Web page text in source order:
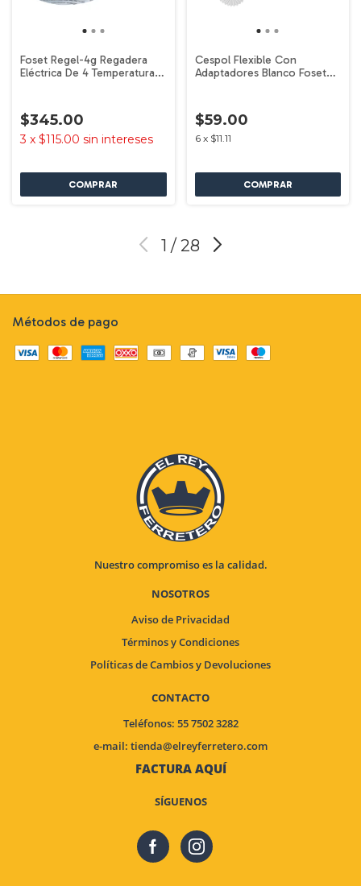
Foset Regel-4g Regadera
Eléctrica De 4 Temperaturas
$345.00
3 x $115.00 sin intereses
Cespol Flexible Con
Adaptadores Blanco Foset
$59.00
6 x $11.11
1 / 28
Métodos de pago
Nuestro compromiso es la calidad.
NOSOTROS
Aviso de Privacidad
Términos y Condiciones
Políticas de Cambios y Devoluciones
CONTACTO
Teléfonos: 55 7502 3282
e-mail: tienda@elreyferretero.com
FACTURA AQUÍ
SÍGUENOS